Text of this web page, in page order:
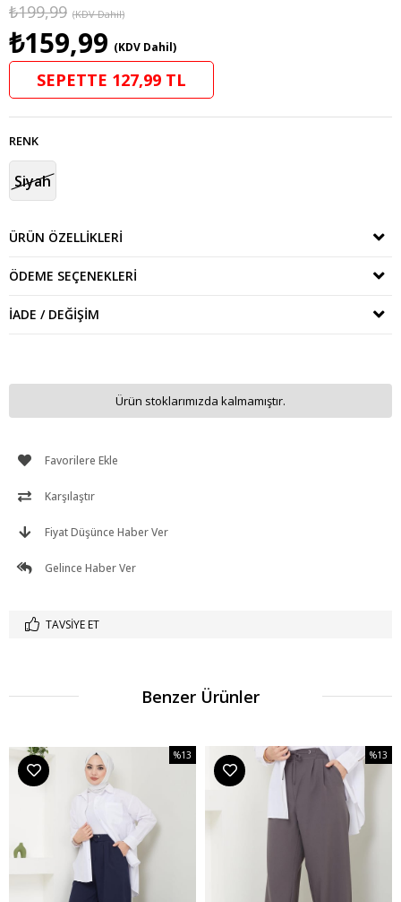
₺199,99 (KDV Dahil)
₺159,99 (KDV Dahil)
SEPETTE 127,99 TL
RENK
Siyah
ÜRÜN ÖZELLIKLERI
ÖDEME SEÇENEKLERI
İADE / DEĞIŞIM
Ürün stoklarımızda kalmamıştır.
Favorilere Ekle
Karşılaştır
Fiyat Düşünce Haber Ver
Gelince Haber Ver
TAVSIYE ET
Benzer Ürünler
%13
%13